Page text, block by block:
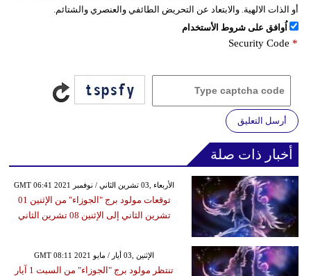
أو الذات الالهية. والابتعاد عن التحريض الطائفي والعنصري والشتائم.
اُوافق على شروط الأستخدام
Security Code *
أرسل التعليق
أخبار ذات صلة
GMT 06:41 2021 الأربعاء ,03 تشرين الثاني / نوفمبر
توقعات مولود برج "الجوزاء" من الإثنين 01
تشرين الثاني إلى الإثنين 08 تشرين الثاني
GMT 08:11 2021 الإثنين ,03 أيار / مايو
تنتظر مولود برج "الجوزاء" من السبت 1 آيار